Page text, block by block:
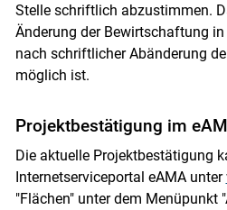
Stelle schriftlich abzustimmen.
Änderung der Bewirtschaftung
nach schriftlicher Abänderung
möglich ist.
Projektbestätigung im
Die aktuelle Projektbestätigung
Internetserviceportal eAMA unter
"Flächen" unter dem Menüpunkt